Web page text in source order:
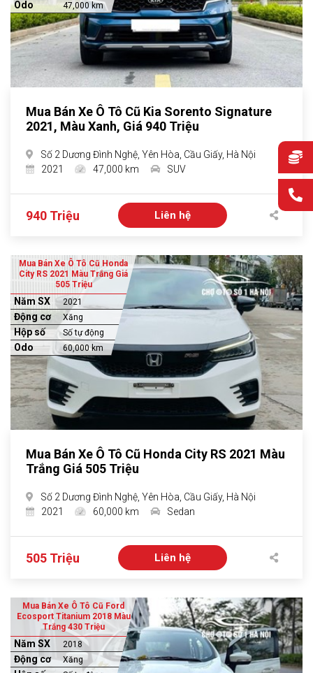
Odo 47,000 km
Mua Bán Xe Ô Tô Cũ Kia Sorento Signature
2021, Màu Xanh, Giá 940 Triệu
Số 2 Dương Đình Nghệ, Yên Hòa, Cầu Giấy, Hà Nội
2021
47,000 km SUV
940 Triệu Liên hệ
Mua Bán Xe Ô Tô Cũ Honda
City RS 2021 Màu Trắng Giá
505 Triệu
Năm SX 2021
Động cơ Xăng
Hộp số Số tự động
Odo 60,000 km
Mua Bán Xe Ô Tô Cũ Honda City RS 2021 Màu
Trắng Giá 505 Triệu
Số 2 Dương Đình Nghệ, Yên Hòa, Cầu Giấy, Hà Nội
2021
60,000 km Sedan
505 Triệu Liên hệ
Mua Bán Xe Ô Tô Cũ Ford
Ecosport Titanium 2018 Màu
Trắng 430 Triệu
Năm SX 2018
Động cơ Xăng